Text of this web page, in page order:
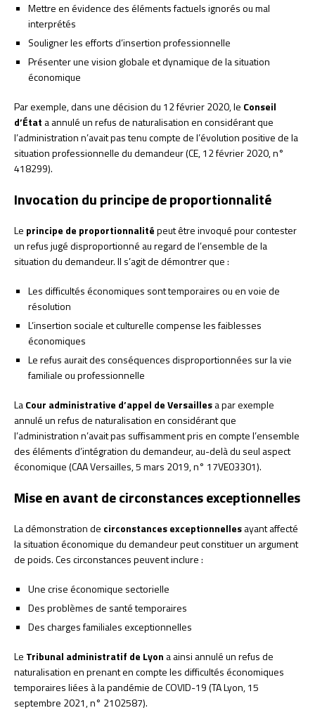
Mettre en évidence des éléments factuels ignorés ou mal
interprétés
Souligner les efforts d’insertion professionnelle
Présenter une vision globale et dynamique de la situation
économique
Par exemple, dans une décision du 12 février 2020, le Conseil
d’État a annulé un refus de naturalisation en considérant que
l’administration n’avait pas tenu compte de l’évolution positive de la
situation professionnelle du demandeur (CE, 12 février 2020, n°
418299).
Invocation du principe de proportionnalité
Le principe de proportionnalitépeut être invoqué pour contester
un refus jugé disproportionné au regard de l’ensemble de la
situation du demandeur. Il s’agit de démontrer que :
Les difficultés économiques sont temporaires ou en voie de
résolution
L’insertion sociale et culturelle compense les faiblesses
économiques
Le refus aurait des conséquences disproportionnées sur la vie
familiale ou professionnelle
LaCour administrative d’appel de Versaillesa par exemple
annulé un refus de naturalisation en considérant que
l’administration n’avait pas suffisamment pris en compte l’ensemble
des éléments d’intégration du demandeur, au-delà du seul aspect
économique (CAA Versailles, 5 mars 2019, n° 17VE03301).
Mise en avant de circonstances exceptionnelles
La démonstration de circonstances exceptionnellesayant affecté
la situation économique du demandeur peut constituer un argument
de poids. Ces circonstances peuvent inclure :
Une crise économique sectorielle
Des problèmes de santé temporaires
Des charges familiales exceptionnelles
Le Tribunal administratif de Lyon a ainsi annulé un refus de
naturalisation en prenant en compte les difficultés économiques
temporaires liées à la pandémie de COVID-19 (TA Lyon, 15
septembre 2021, n° 2102587).